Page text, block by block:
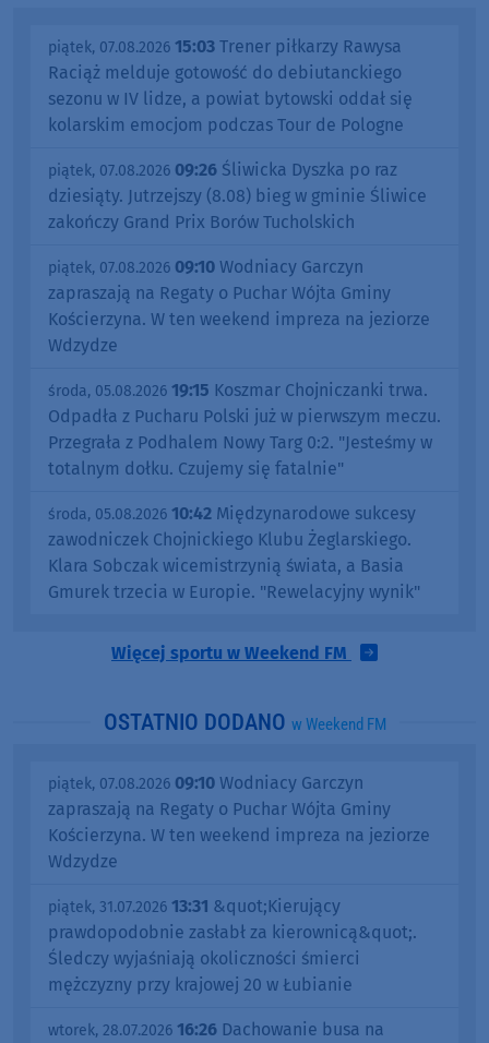
piątek, 07.08.2026 15:03 Trener piłkarzy Rawysa
Raciąż melduje gotowość do debiutanckiego
sezonu w IV lidze, a powiat bytowski oddał się
kolarskim emocjom podczas Tour de Pologne
piątek, 07.08.2026 09:26 Śliwicka Dyszka po raz
dziesiąty. Jutrzejszy (8.08) bieg w gminie Śliwice
zakończy Grand Prix Borów Tucholskich
piątek, 07.08.2026 09:10 Wodniacy Garczyn
zapraszają na Regaty o Puchar Wójta Gminy
Kościerzyna. W ten weekend impreza na jeziorze
Wdzydze
środa, 05.08.2026 19:15 Koszmar Chojniczanki trwa.
Odpadła z Pucharu Polski już w pierwszym meczu.
Przegrała z Podhalem Nowy Targ 0:2. "Jesteśmy w
totalnym dołku. Czujemy się fatalnie"
środa, 05.08.2026 10:42 Międzynarodowe sukcesy
zawodniczek Chojnickiego Klubu Żeglarskiego.
Klara Sobczak wicemistrzynią świata, a Basia
Gmurek trzecia w Europie. "Rewelacyjny wynik"
Więcej sportu w Weekend FM
OSTATNIO DODANO w Weekend FM
piątek, 07.08.2026 09:10 Wodniacy Garczyn
zapraszają na Regaty o Puchar Wójta Gminy
Kościerzyna. W ten weekend impreza na jeziorze
Wdzydze
piątek, 31.07.2026 13:31 &quot;Kierujący
prawdopodobnie zasłabł za kierownicą&quot;.
Śledczy wyjaśniają okoliczności śmierci
mężczyzny przy krajowej 20 w Łubianie
wtorek, 28.07.2026 16:26 Dachowanie busa na